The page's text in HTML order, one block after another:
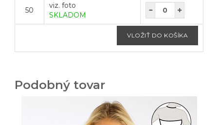
50
viz. foto
SKLADOM
Podobný tovar